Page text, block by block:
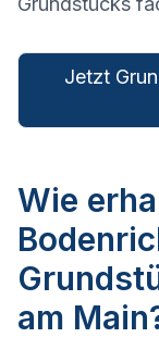
Jetzt
Wie
am